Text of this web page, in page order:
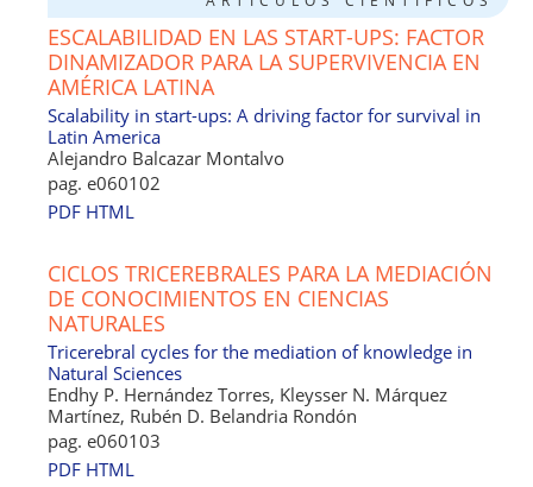
ESCALABILIDAD EN LAS START-UPS: FACTOR
DINAMIZADOR PARA LA SUPERVIVENCIA EN
AMÉRICA LATINA
Scalability in start-ups: A driving factor for survival in
Latin America
Alejandro Balcazar Montalvo
pag. e060102
PDF HTML
CICLOS TRICEREBRALES PARA LA MEDIACIÓN
DE CONOCIMIENTOS EN CIENCIAS
NATURALES
Tricerebral cycles for the mediation of knowledge in
Natural Sciences
Endhy P. Hernández Torres, Kleysser N. Márquez
Martínez, Rubén D. Belandria Rondón
pag. e060103
PDF HTML